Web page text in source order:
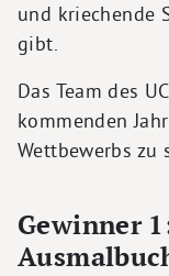
und kriechende
gibt.
Das Team des
kommenden
Wettbewerbs zu
Gewinner